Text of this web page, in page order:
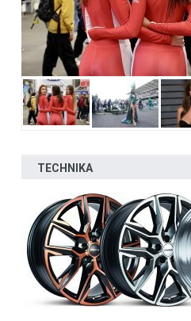
TECHNIKA